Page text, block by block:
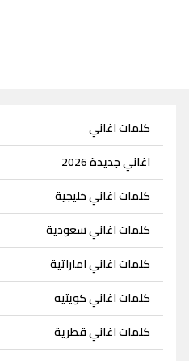
كلمات اغاني
اغاني جديدة 2026
كلمات اغاني خليجية
كلمات اغاني سعودية
كلمات اغاني اماراتية
كلمات اغاني كويتيه
كلمات اغاني قطرية